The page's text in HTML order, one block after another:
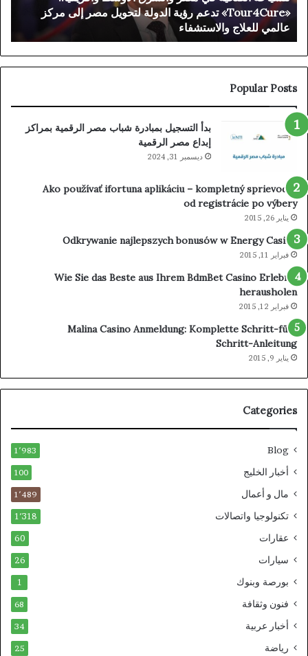
منصة
للسياحة
الصحية
في
مصر
والشرق
وأفريقيا..
تدعم
رؤية
لتحويل
مصر
إلى
مركز
عالمي
للعلاج
والاستشفاء
«Tour4Cure» تدعم رؤية الدولة لتحويل مصر إلى مركز
عالمي للعلاج والاستشفاء
Popular Posts
بدأ التسجيل بمبادرة شباب مصر الرقمية بمراكز
إبداع مصر الرقمية
ديسمبر 31, 2024
Ako používať ifortuna aplikáciu – kompletný sprievodca
od registrácie po výbery
يناير 26, 2015
Odkrywanie najlepszych bonusów w Energy Casino
فبراير 11, 2015
Wie Sie das Beste aus Ihrem BdmBet Casino Erlebnis
herausholen
فبراير 12, 2015
Malina Casino Anmeldung: Komplette Schritt-für-
Schritt-Anleitung
يناير 9, 2015
Categories
Blog 1٬983
أخبار الخليج 100
مال و أعمال 1٬489
تكنولوجيا واتصالات 1٬318
عقارات 60
سيارات 26
بورصة وبنوك 1
فنون وثقافة 68
أخبار عربية 34
رياضة 25